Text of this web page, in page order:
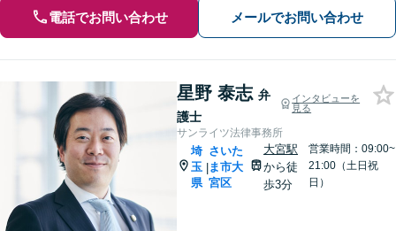
電話でお問い合わせ メールでお問い合わせ
星野 泰志 弁
護士
インタビューを
見る
サンライツ法律事務所
埼
玉
県
|
さいた
ま市大
宮区
大宮駅
から徒
歩3分
営業時間：09:00~
21:00（土日祝
日）